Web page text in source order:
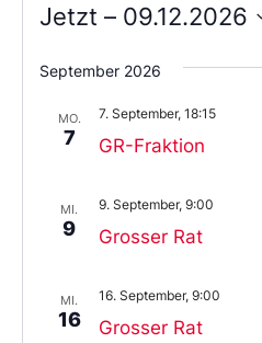
Jetzt – 09.12.2026
Sie
das
aus.
September 2026
MO.
7 GR-Fraktion
7. September, 18:15
MI.
9 Grosser Rat
9. September, 9:00
MI.
16 Grosser Rat
16. September, 9:00